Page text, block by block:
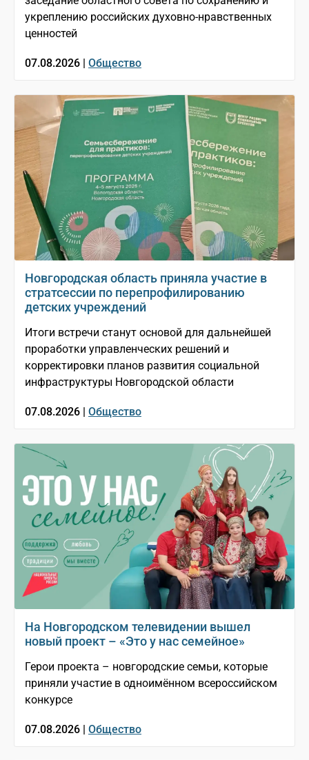
укреплению российских духовно-нравственных
ценностей
07.08.2026 | Общество
Новгородская область приняла участие в
стратсессии по перепрофилированию
детских учреждений
Итоги встречи станут основой для дальнейшей
проработки управленческих решений и
корректировки планов развития социальной
инфраструктуры Новгородской области
07.08.2026 | Общество
На Новгородском телевидении вышел
новый проект – «Это у нас семейное»
Герои проекта – новгородские семьи, которые
приняли участие в одноимённом всероссийском
конкурсе
07.08.2026 | Общество